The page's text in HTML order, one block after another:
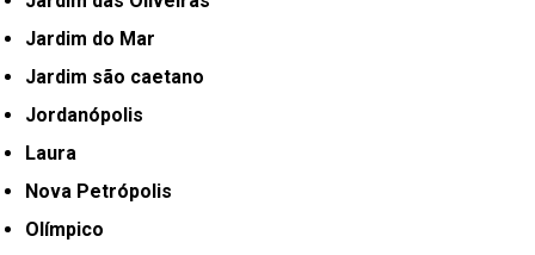
Jardim do Mar
Jardim são caetano
Jordanópolis
Laura
Nova Petrópolis
Olímpico